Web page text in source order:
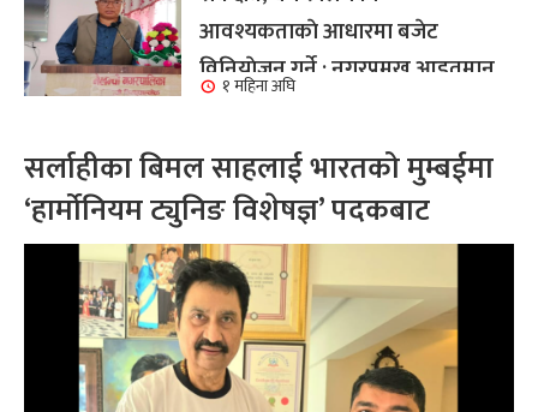
आवश्यकताकाे आधारमा बजेट
विनियाेजन गर्ने : नगरप्रमुख आइतमान
तामाङ
१ महिना अघि
सर्लाहीका बिमल साहलाई भारतको मुम्बईमा
‘हार्मोनियम ट्युनिङ विशेषज्ञ’ पदकबाट
सम्मानित